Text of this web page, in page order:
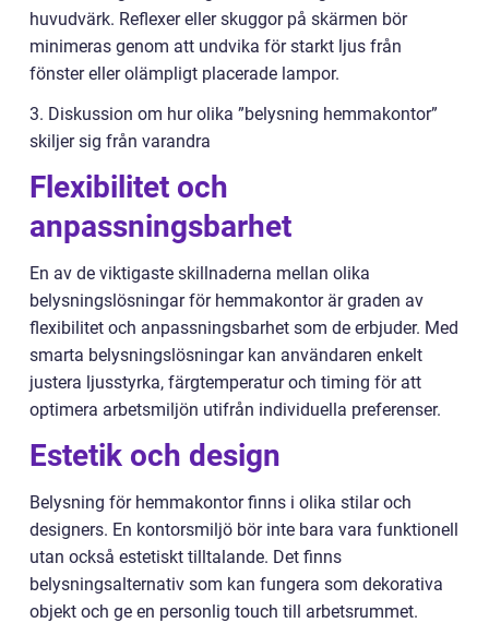
huvudvärk. Reflexer eller skuggor på skärmen bör
minimeras genom att undvika för starkt ljus från
fönster eller olämpligt placerade lampor.
3. Diskussion om hur olika ”belysning hemmakontor”
skiljer sig från varandra
Flexibilitet och
anpassningsbarhet
En av de viktigaste skillnaderna mellan olika
belysningslösningar för hemmakontor är graden av
flexibilitet och anpassningsbarhet som de erbjuder. Med
smarta belysningslösningar kan användaren enkelt
justera ljusstyrka, färgtemperatur och timing för att
optimera arbetsmiljön utifrån individuella preferenser.
Estetik och design
Belysning för hemmakontor finns i olika stilar och
designers. En kontorsmiljö bör inte bara vara funktionell
utan också estetiskt tilltalande. Det finns
belysningsalternativ som kan fungera som dekorativa
objekt och ge en personlig touch till arbetsrummet.